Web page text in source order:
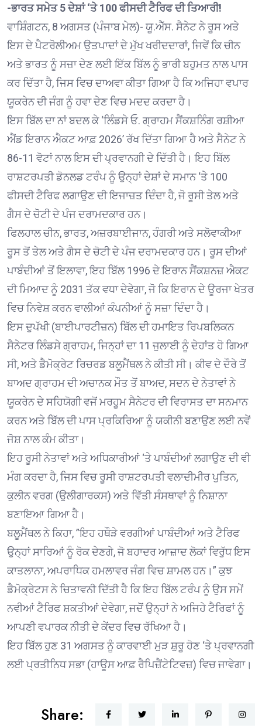
-ਭਾਰਤ ਸਮੇਤ 5 ਦੇਸ਼ਾਂ ‘ਤੇ 100 ਫੀਸਦੀ ਟੈਰਿਫ ਦੀ ਤਿਆਰੀ!
ਵਾਸ਼ਿੰਗਟਨ, 8 ਅਗਸਤ (ਪੰਜਾਬ ਮੇਲ)- ਯੂ.ਐੱਸ. ਸੈਨੇਟ ਨੇ ਰੂਸ ਅਤੇ
ਇਸ ਦੇ ਪੈਟਰੋਲੀਅਮ ਉਤਪਾਦਾਂ ਦੇ ਮੁੱਖ ਖਰੀਦਦਾਰਾਂ, ਜਿਵੇਂ ਕਿ ਚੀਨ
ਅਤੇ ਭਾਰਤ ਨੂੰ ਸਜ਼ਾ ਦੇਣ ਲਈ ਇੱਕ ਬਿੱਲ ਨੂੰ ਭਾਰੀ ਬਹੁਮਤ ਨਾਲ ਪਾਸ
ਕਰ ਦਿੱਤਾ ਹੈ, ਜਿਸ ਵਿਚ ਦਾਅਵਾ ਕੀਤਾ ਗਿਆ ਹੈ ਕਿ ਅਜਿਹਾ ਵਪਾਰ
ਯੂਕਰੇਨ ਦੀ ਜੰਗ ਨੂੰ ਹਵਾ ਦੇਣ ਵਿਚ ਮਦਦ ਕਰਦਾ ਹੈ।
ਇਸ ਬਿੱਲ ਦਾ ਨਾਂ ਬਦਲ ਕੇ ‘ਲਿੰਡਸੇ ਓ. ਗ੍ਰਾਹਮ ਸੈਂਕਸ਼ਨਿੰਗ ਰਸ਼ੀਆ
ਐਂਡ ਇਰਾਨ ਐਕਟ ਆਫ਼ 2026’ ਰੱਖ ਦਿੱਤਾ ਗਿਆ ਹੈ ਅਤੇ ਸੈਨੇਟ ਨੇ
86-11 ਵੋਟਾਂ ਨਾਲ ਇਸ ਦੀ ਪ੍ਰਵਾਨਗੀ ਦੇ ਦਿੱਤੀ ਹੈ। ਇਹ ਬਿੱਲ
ਰਾਸ਼ਟਰਪਤੀ ਡੋਨਲਡ ਟਰੰਪ ਨੂੰ ਉਨ੍ਹਾਂ ਦੇਸ਼ਾਂ ਦੇ ਸਮਾਨ ‘ਤੇ 100
ਫੀਸਦੀ ਟੈਰਿਫ ਲਗਾਉਣ ਦੀ ਇਜਾਜ਼ਤ ਦਿੰਦਾ ਹੈ, ਜੋ ਰੂਸੀ ਤੇਲ ਅਤੇ
ਗੈਸ ਦੇ ਚੋਟੀ ਦੇ ਪੰਜ ਦਰਾਮਦਕਾਰ ਹਨ।
ਫਿਲਹਾਲ ਚੀਨ, ਭਾਰਤ, ਅਜ਼ਰਬਾਈਜਾਨ, ਹੰਗਰੀ ਅਤੇ ਸਲੋਵਾਕੀਆ
ਰੂਸ ਤੋਂ ਤੇਲ ਅਤੇ ਗੈਸ ਦੇ ਚੋਟੀ ਦੇ ਪੰਜ ਦਰਾਮਦਕਾਰ ਹਨ। ਰੂਸ ਦੀਆਂ
ਪਾਬੰਦੀਆਂ ਤੋਂ ਇਲਾਵਾ, ਇਹ ਬਿੱਲ 1996 ਦੇ ਇਰਾਨ ਸੈਂਕਸ਼ਨਜ਼ ਐਕਟ
ਦੀ ਮਿਆਦ ਨੂੰ 2031 ਤੱਕ ਵਧਾ ਦੇਵੇਗਾ, ਜੋ ਕਿ ਇਰਾਨ ਦੇ ਊਰਜਾ ਖੇਤਰ
ਵਿਚ ਨਿਵੇਸ਼ ਕਰਨ ਵਾਲੀਆਂ ਕੰਪਨੀਆਂ ਨੂੰ ਸਜ਼ਾ ਦਿੰਦਾ ਹੈ।
ਇਸ ਦੁਪੱਖੀ (ਬਾਈਪਾਰਟੀਜ਼ਨ) ਬਿੱਲ ਦੀ ਹਮਾਇਤ ਰਿਪਬਲਿਕਨ
ਸੈਨੇਟਰ ਲਿੰਡਸੇ ਗ੍ਰਾਹਮ, ਜਿਨ੍ਹਾਂ ਦਾ 11 ਜੁਲਾਈ ਨੂੰ ਦੇਹਾਂਤ ਹੋ ਗਿਆ
ਸੀ, ਅਤੇ ਡੈਮੋਕ੍ਰੇਟ ਰਿਚਰਡ ਬਲੂਮੈਂਥਲ ਨੇ ਕੀਤੀ ਸੀ। ਕੀਵ ਦੇ ਦੌਰੇ ਤੋਂ
ਬਾਅਦ ਗ੍ਰਾਹਮ ਦੀ ਅਚਾਨਕ ਮੌਤ ਤੋਂ ਬਾਅਦ, ਸਦਨ ਦੇ ਨੇਤਾਵਾਂ ਨੇ
ਯੂਕਰੇਨ ਦੇ ਸਹਿਯੋਗੀ ਵਜੋਂ ਮਰਹੂਮ ਸੈਨੇਟਰ ਦੀ ਵਿਰਾਸਤ ਦਾ ਸਨਮਾਨ
ਕਰਨ ਅਤੇ ਬਿੱਲ ਦੀ ਪਾਸ ਪ੍ਰਕਿਰਿਆ ਨੂੰ ਯਕੀਨੀ ਬਣਾਉਣ ਲਈ ਨਵੇਂ
ਜੋਸ਼ ਨਾਲ ਕੰਮ ਕੀਤਾ।
ਇਹ ਰੂਸੀ ਨੇਤਾਵਾਂ ਅਤੇ ਅਧਿਕਾਰੀਆਂ ‘ਤੇ ਪਾਬੰਦੀਆਂ ਲਗਾਉਣ ਦੀ ਵੀ
ਮੰਗ ਕਰਦਾ ਹੈ, ਜਿਸ ਵਿਚ ਰੂਸੀ ਰਾਸ਼ਟਰਪਤੀ ਵਲਾਦੀਮੀਰ ਪੁਤਿਨ,
ਕੁਲੀਨ ਵਰਗ (ਉਲੀਗਾਰਕਸ) ਅਤੇ ਵਿੱਤੀ ਸੰਸਥਾਵਾਂ ਨੂੰ ਨਿਸ਼ਾਨਾ
ਬਣਾਇਆ ਗਿਆ ਹੈ।
ਬਲੂਮੈਂਥਲ ਨੇ ਕਿਹਾ, ”ਇਹ ਹਥੌੜੇ ਵਰਗੀਆਂ ਪਾਬੰਦੀਆਂ ਅਤੇ ਟੈਰਿਫ
ਉਨ੍ਹਾਂ ਸਾਰਿਆਂ ਨੂੰ ਰੋਕ ਦੇਣਗੇ, ਜੋ ਬਹਾਦਰ ਆਜ਼ਾਦ ਲੋਕਾਂ ਵਿਰੁੱਧ ਇਸ
ਕਾਤਲਾਨਾ, ਅਪਰਾਧਿਕ ਹਮਲਾਵਰ ਜੰਗ ਵਿਚ ਸ਼ਾਮਲ ਹਨ।” ਕੁਝ
ਡੈਮੋਕ੍ਰੇਟਸ ਨੇ ਚਿਤਾਵਨੀ ਦਿੱਤੀ ਹੈ ਕਿ ਇਹ ਬਿੱਲ ਟਰੰਪ ਨੂੰ ਉਸ ਸਮੇਂ
ਨਵੀਆਂ ਟੈਰਿਫ ਸ਼ਕਤੀਆਂ ਦੇਵੇਗਾ, ਜਦੋਂ ਉਨ੍ਹਾਂ ਨੇ ਅਜਿਹੇ ਟੈਰਿਫਾਂ ਨੂੰ
ਆਪਣੀ ਵਪਾਰਕ ਨੀਤੀ ਦੇ ਕੇਂਦਰ ਵਿਚ ਰੱਖਿਆ ਹੈ।
ਇਹ ਬਿੱਲ ਹੁਣ 31 ਅਗਸਤ ਨੂੰ ਕਾਰਵਾਈ ਮੁੜ ਸ਼ੁਰੂ ਹੋਣ ‘ਤੇ ਪ੍ਰਵਾਨਗੀ
ਲਈ ਪ੍ਰਤੀਨਿਧ ਸਭਾ (ਹਾਊਸ ਆਫ਼ ਰੈਪਿਜ਼ੈਂਟੇਟਿਵਜ਼) ਵਿਚ ਜਾਵੇਗਾ।
Share: